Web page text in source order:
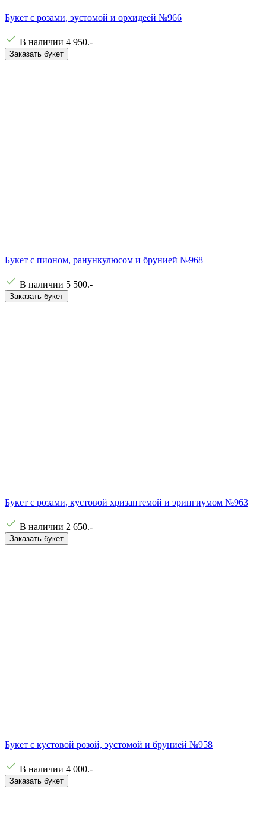
Букет с розами, эустомой и орхидеей №966
В наличии 4 950.-
Заказать букет
Букет с пионом, ранункулюсом и брунией №968
В наличии 5 500.-
Заказать букет
Букет с розами, кустовой хризантемой и эрингиумом №963
В наличии 2 650.-
Заказать букет
Букет с кустовой розой, эустомой и брунией №958
В наличии 4 000.-
Заказать букет